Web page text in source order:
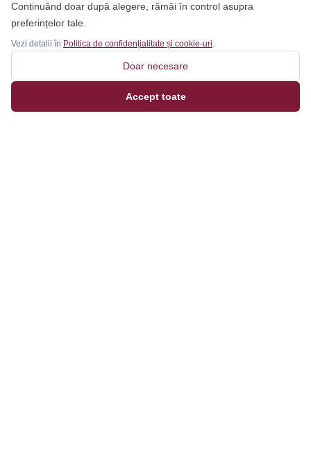
Continuând doar după alegere, rămâi în control asupra
preferințelor tale.
Vezi detalii în Politica de confidențialitate și cookie-uri.
Doar necesare
Accept toate